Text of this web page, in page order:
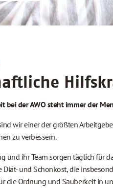
der AWO steht immer der
wir einer der größten
zu verbessern.
und ihr Team sorgen täglich für
und Schonkost, die
die Ordnung und Sauberkeit in